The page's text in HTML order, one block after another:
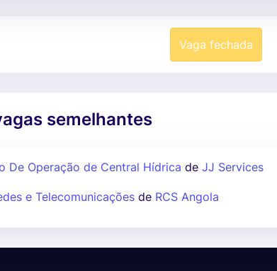
Vaga fechada
semelhantes
De Operação de Central Hídrica de JJ Services
e Telecomunicações de RCS Angola